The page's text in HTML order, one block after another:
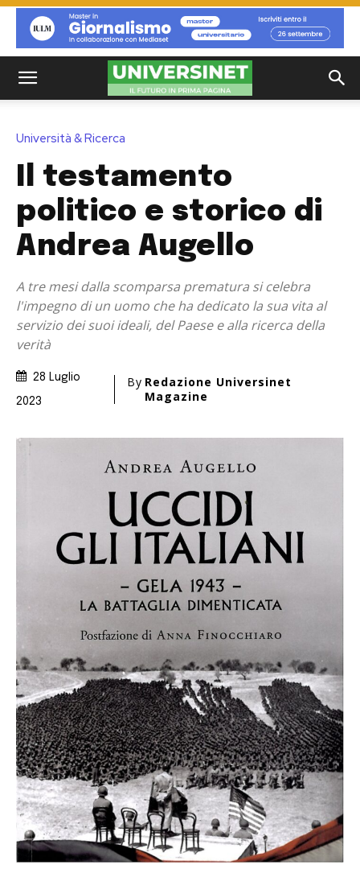
Università & Ricerca
Il testamento
politico e storico di
Andrea Augello
A tre mesi dalla scomparsa prematura si celebra
l'impegno di un uomo che ha dedicato la sua vita al
servizio dei suoi ideali, del Paese e alla ricerca della
verità
28 Luglio
2023
By Redazione Universinet
Magazine